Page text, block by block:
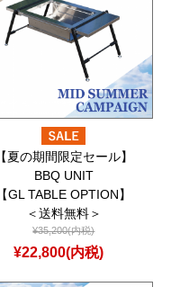
【夏の期間限定セール】
BBQ UNIT
【GL TABLE OPTION】
＜送料無料＞
¥35,200(内税)
¥22,800(内税)